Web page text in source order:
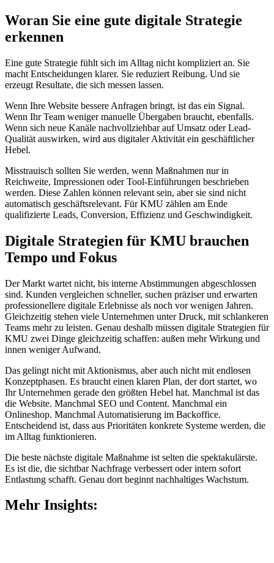
Woran Sie eine gute digitale Strategie
erkennen
Eine gute Strategie fühlt sich im Alltag nicht kompliziert an. Sie
macht Entscheidungen klarer. Sie reduziert Reibung. Und sie
erzeugt Resultate, die sich messen lassen.
Wenn Ihre Website bessere Anfragen bringt, ist das ein Signal.
Wenn Ihr Team weniger manuelle Übergaben braucht, ebenfalls.
Wenn sich neue Kanäle nachvollziehbar auf Umsatz oder Lead-
Qualität auswirken, wird aus digitaler Aktivität ein geschäftlicher
Hebel.
Misstrauisch sollten Sie werden, wenn Maßnahmen nur in
Reichweite, Impressionen oder Tool-Einführungen beschrieben
werden. Diese Zahlen können relevant sein, aber sie sind nicht
automatisch geschäftsrelevant. Für KMU zählen am Ende
qualifizierte Leads, Conversion, Effizienz und Geschwindigkeit.
Digitale Strategien für KMU brauchen
Tempo und Fokus
Der Markt wartet nicht, bis interne Abstimmungen abgeschlossen
sind. Kunden vergleichen schneller, suchen präziser und erwarten
professionellere digitale Erlebnisse als noch vor wenigen Jahren.
Gleichzeitig stehen viele Unternehmen unter Druck, mit schlankeren
Teams mehr zu leisten. Genau deshalb müssen digitale Strategien für
KMU zwei Dinge gleichzeitig schaffen: außen mehr Wirkung und
innen weniger Aufwand.
Das gelingt nicht mit Aktionismus, aber auch nicht mit endlosen
Konzeptphasen. Es braucht einen klaren Plan, der dort startet, wo
Ihr Unternehmen gerade den größten Hebel hat. Manchmal ist das
die Website. Manchmal SEO und Content. Manchmal ein
Onlineshop. Manchmal Automatisierung im Backoffice.
Entscheidend ist, dass aus Prioritäten konkrete Systeme werden, die
im Alltag funktionieren.
Die beste nächste digitale Maßnahme ist selten die spektakulärste.
Es ist die, die sichtbar Nachfrage verbessert oder intern sofort
Entlastung schafft. Genau dort beginnt nachhaltiges Wachstum.
Mehr Insights: